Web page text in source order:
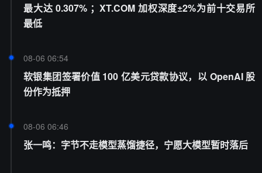
最大达 0.307% ；XT.COM 加权深度±2%为前十交易所
最低
08-06 06:54
软银集团签署价值 100 亿美元贷款协议，以 OpenAI 股
份作为抵押
08-06 06:46
张一鸣：字节不走模型蒸馏捷径，宁愿大模型暂时落后